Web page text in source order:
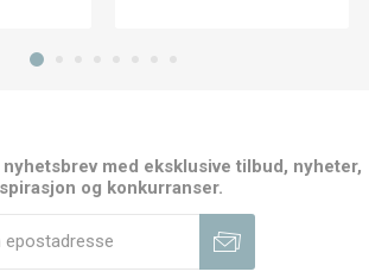
med eksklusive tilbud, nyheter,
og konkurranser.